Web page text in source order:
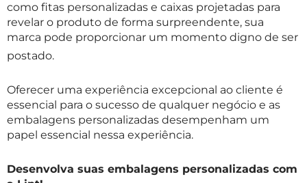
como fitas personalizadas e caixas projetadas para
revelar o produto de forma surpreendente, sua
marca pode proporcionar um momento digno de ser
postado.
Oferecer uma experiência excepcional ao cliente é
essencial para o sucesso de qualquer negócio e as
embalagens personalizadas desempenham um
papel essencial nessa experiência.
Desenvolva suas embalagens personalizadas com